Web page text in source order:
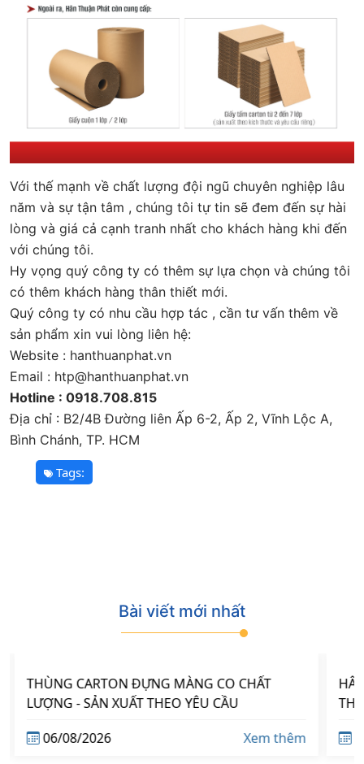
Với thế mạnh về chất lượng đội ngũ chuyên nghiệp lâu
năm và sự tận tâm , chúng tôi tự tin sẽ đem đến sự hài
lòng và giá cả cạnh tranh nhất cho khách hàng khi đến
với chúng tôi.
Hy vọng quý công ty có thêm sự lựa chọn và chúng tôi
có thêm khách hàng thân thiết mới.
Quý công ty có nhu cầu hợp tác , cần tư vấn thêm về
sản phẩm xin vui lòng liên hệ:
Website : hanthuanphat.vn
Email : htp@hanthuanphat.vn
Hotline : 0918.708.815
Địa chỉ : B2/4B Đường liên Ấp 6-2, Ấp 2, Vĩnh Lộc A,
Bình Chánh, TP. HCM
Tags:
Bài viết mới nhất
HÂN THUẬN PHÁT – CÔNG TY SẢN XUẤT
THÙNG CARTON VÀ GIẤY TẤM CARTON UY
05/08/2026
Xem thêm